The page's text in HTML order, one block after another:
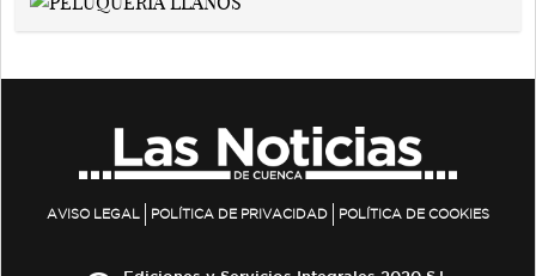
AVISO LEGAL POLÍTICA DE PRIVACIDAD POLÍTICA DE COOKIES